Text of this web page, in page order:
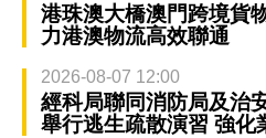
港珠澳大橋澳門跨境貨
力港澳物流高效聯通
2026-08-07 12:00
經科局聯同消防局及治
舉行逃生疏散演習 強化